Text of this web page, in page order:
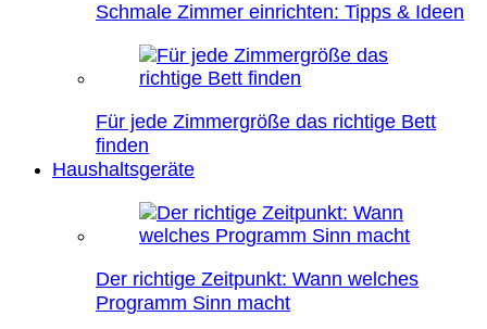
Schmale Zimmer einrichten: Tipps & Ideen
Für jede Zimmergröße das richtige Bett
finden
Haushaltsgeräte
Der richtige Zeitpunkt: Wann welches
Programm Sinn macht